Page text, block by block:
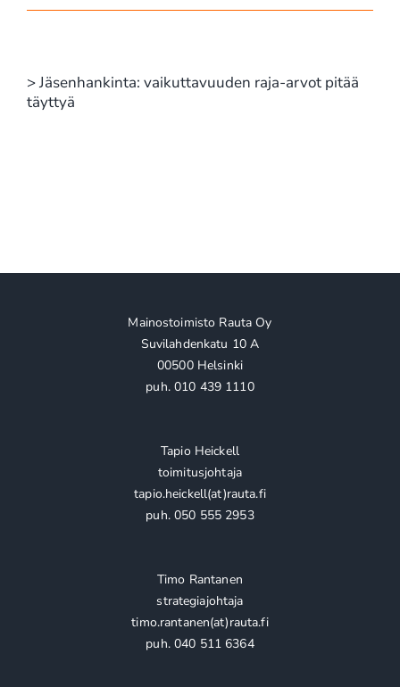
> Jäsenhankinta: vaikuttavuuden raja-arvot pitää
täyttyä
Mainostoimisto Rauta Oy
Suvilahdenkatu 10 A
00500 Helsinki
puh. 010 439 1110
Tapio Heickell
toimitusjohtaja
tapio.heickell(at)rauta.fi
puh. 050 555 2953
Timo Rantanen
strategiajohtaja
timo.rantanen(at)rauta.fi
puh. 040 511 6364